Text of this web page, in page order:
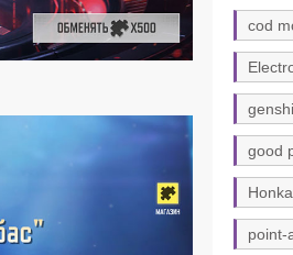
cod
good
point-